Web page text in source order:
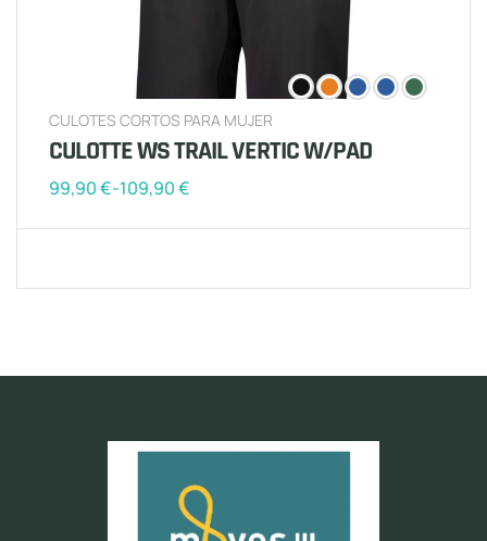
CULOTES CORTOS PARA MUJER
CULOTTE WS TRAIL VERTIC W/PAD
99,90€-109,90€